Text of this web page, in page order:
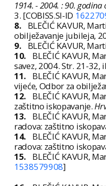
1914. - 2004. : 90.
3. [COBISS.SI-ID
8.
BLEČIĆ KAVUR,
obilježavanje jubileja,
9.
BLEČIĆ KAVUR,
10.
BLEČIĆ KAVUR,
savez, 2004. Str. 21-32,
11.
BLEČIĆ KAVUR,
vijeće, Odbor za
12.
BLEČIĆ KAVUR,
zaštitno iskopavanje.
13.
BLEČIĆ KAVUR,
radova: zaštitno
14.
BLEČIĆ KAVUR,
radova: zaštitno
15.
BLEČIĆ KAVUR,
1538579908]